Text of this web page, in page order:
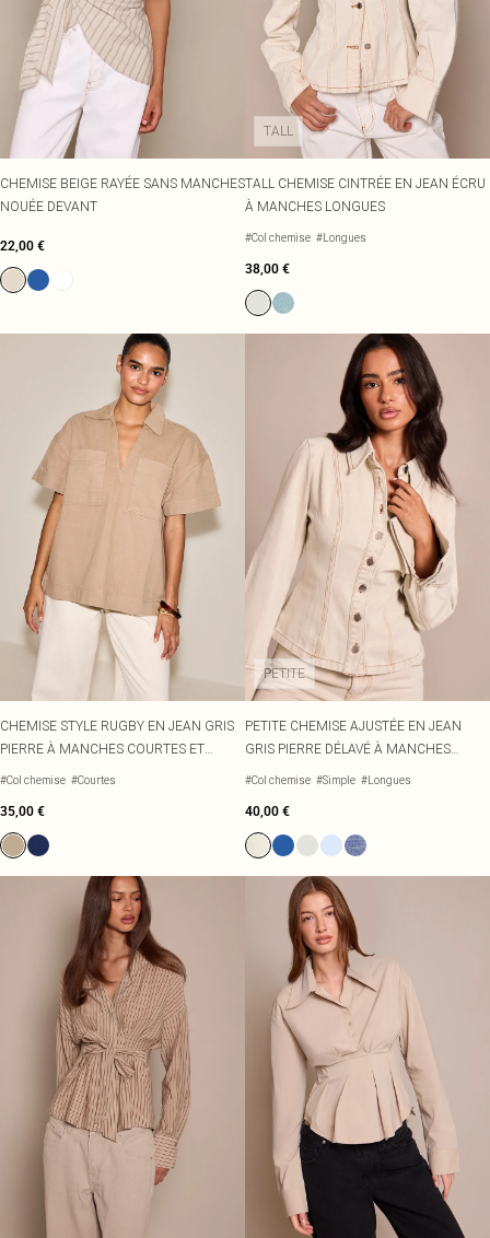
CHEMISE BEIGE RAYÉE SANS MANCHES
NOUÉE DEVANT
22,00 €
TALL
TALL CHEMISE CINTRÉE EN JEAN ÉCRU
À MANCHES LONGUES
#Col chemise #Longues
38,00 €
CHEMISE STYLE RUGBY EN JEAN GRIS
PIERRE À MANCHES COURTES ET
POCHES
#Col chemise #Courtes
35,00 €
PETITE
PETITE CHEMISE AJUSTÉE EN JEAN
GRIS PIERRE DÉLAVÉ À MANCHES
LONGUES
#Col chemise #Simple #Longues
40,00 €